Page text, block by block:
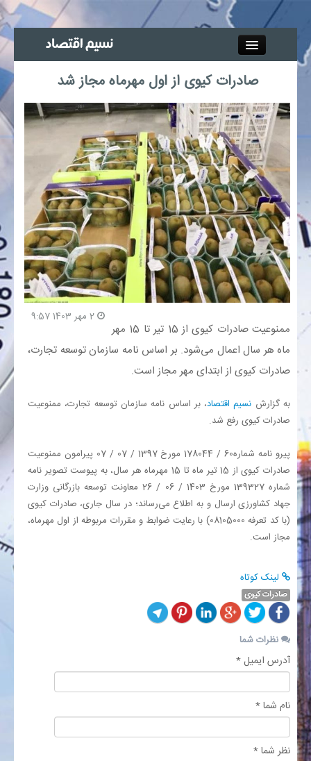
جذب خبرنگار
آگهی استخدام
پیوند‌ها
چند رسانه‌ای
اجتماعی
صنعت معدن و تجارت
بانک
خانه
صادرات کیوی از اول مهرماه مجاز شد
ممنوعیت صادرات کیوی از 15 تیر تا 15 مهر
ماه هر سال اعمال می‌شود. بر اساس نامه سازمان توسعه تجارت،
صادرات کیوی از ابتدای مهر مجاز است.
به گزارش نسیم اقتصاد، بر اساس نامه سازمان توسعه تجارت، ممنوعیت
صادرات کیوی رفع شد.
پیرو نامه شماره60 / 178044 مورخ 1397 / 07 / 07 پیرامون ممنوعیت
صادرات کیوی از 15 تیر ماه تا 15 مهرماه هر سال، به پیوست تصویر نامه
شماره 139327 مورخ 1403 / 06 / 26 معاونت توسعه بازرگانی وزارت
جهاد کشاورزی ارسال و به اطلاع می‌رساند؛ در سال جاری، صادرات کیوی
(با کد تعرفه 08105000) با رعایت ضوابط و مقررات مربوطه از اول مهرماه،
مجاز است.
لینک کوتاه
صادرات کیوی
نظرات شما
آدرس ایمیل *
نام شما *
نظر شما *